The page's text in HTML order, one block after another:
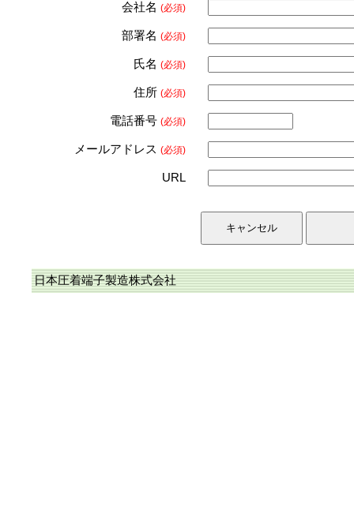
会社名 (必須)
部署名 (必須)
氏名 (必須)
住所 (必須)
電話番号 (必須)
メールアドレス (必須)
URL
日本圧着端子製造株式会社